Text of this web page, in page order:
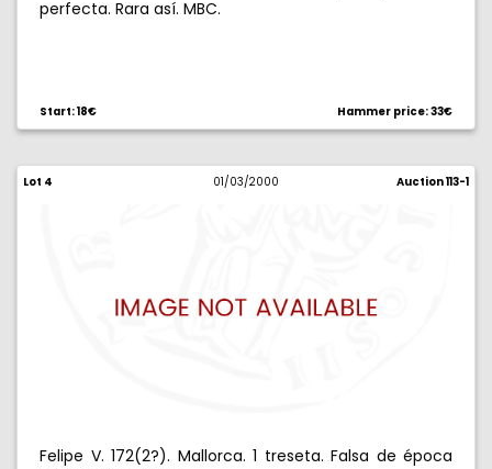
perfecta. Rara así. MBC.
Start: 18€ Hammer price: 33€
Lot 4 01/03/2000 Auction 113-1
Felipe V. 172(2?). Mallorca. 1 treseta. Falsa de época